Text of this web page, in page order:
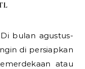
di persiapkan
atau